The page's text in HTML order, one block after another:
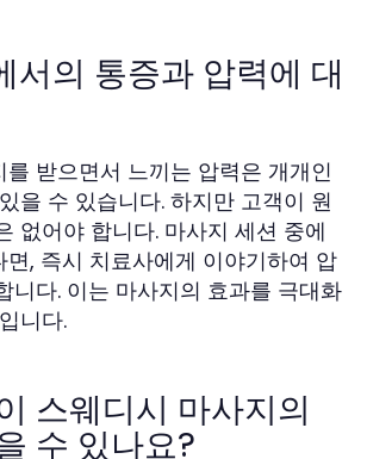
서의 통증과 압력에 대
받으면서 느끼는 압력은 개개인
을 수 있습니다. 하지만 고객이 원
없어야 합니다. 마사지 세션 중에
면, 즉시 치료사에게 이야기하여 압
니다. 이는 마사지의 효과를 극대화
니다.
스웨디시 마사지의
수 있나요?